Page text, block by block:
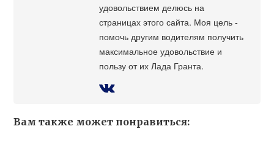
удовольствием делюсь на
страницах этого сайта. Моя цель -
помочь другим водителям получить
максимальное удовольствие и
пользу от их Лада Гранта.
Вам также может понравиться: